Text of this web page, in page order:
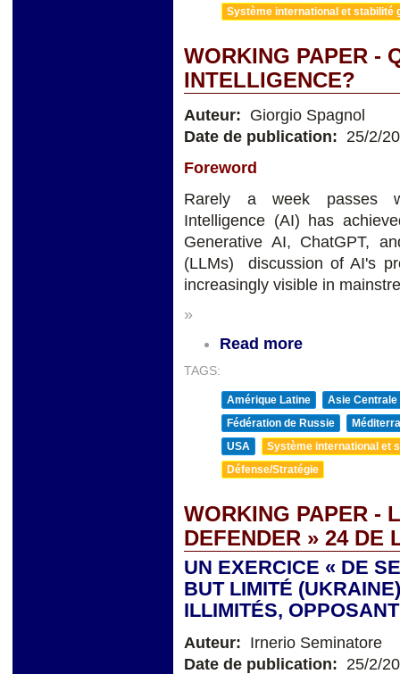
Système international et stabilité
WORKING PAPER -
INTELLIGENCE?
Auteur: Giorgio Spagnol
Date de publication: 25/2/
Foreword
Rarely a week passes
Intelligence (AI) has
Generative AI, ChatGPT,
(LLMs) discussion of AI's
increasingly visible in
»
Read more
TAGS:
Amérique Latine
Asie Centrale
Fédération de Russie
USA
Système international et
Défense/Stratégie
WORKING PAPER -
DEFENDER » 24 DE
UN EXERCICE « DE
BUT LIMITÉ
ILLIMITÉS,
Auteur: Irnerio Seminatore
Date de publication: 25/2/